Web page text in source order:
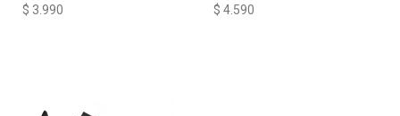
$ 3.990 $ 4.590